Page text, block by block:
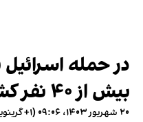
در حمله اسرائیل
بیش از ۴۰ نفر کشته شدند
۲۰ شهریور ۱۴۰۳، ۰۹:۰۶ (‎+۱ گرینویچ)